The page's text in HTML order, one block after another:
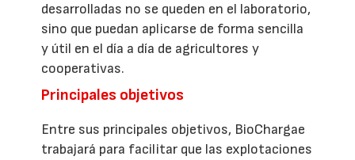
desarrolladas no se queden en el laboratorio,
sino que puedan aplicarse de forma sencilla
y útil en el día a día de agricultores y
cooperativas.
Principales objetivos
Entre sus principales objetivos, BioChargae
trabajará para facilitar que las explotaciones